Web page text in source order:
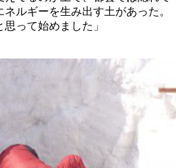
ルギーを生み出す土があった。
って始めました」